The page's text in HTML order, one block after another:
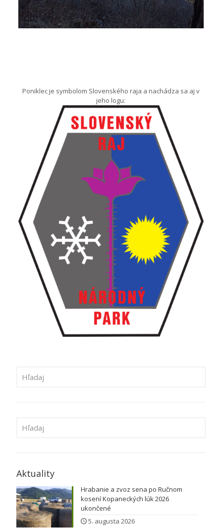
Poniklec je symbolom Slovenského raja a nachádza sa aj v
jeho logu:
Aktuality
Hrabanie a zvoz sena po Ručnom
kosení Kopaneckých lúk 2026
ukončené
5. augusta 2026